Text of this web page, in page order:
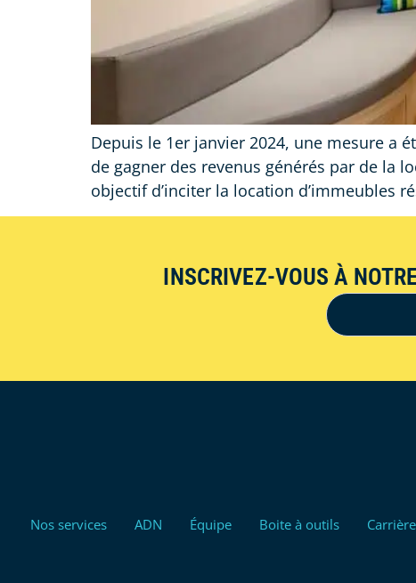
Depuis le 1er janvier 2024, une mesure a
de gagner des revenus générés par de la
objectif d’inciter la location d’immeubles
INSCRIVEZ-VOUS À
Nos services ADN Équipe Boite à outils